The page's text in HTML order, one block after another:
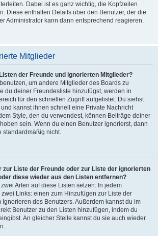
Dabei ist es ganz wichtig, die Kopfzeilen
Diese enthalten Details über den Benutzer, der die
Administrator kann dann entsprechend reagieren.
Mitglieder
der Freunde und ignorierten Mitglieder?
um andere Mitglieder des Boards zu
du deiner Freundesliste hinzufügst, werden in
für den schnellen Zugriff aufgelistet. Du siehst
kannst ihnen schnell eine Private Nachricht
Style, den du verwendest, können Beiträge deiner
sein. Wenn du einen Benutzer ignorierst, dann
standardmäßig nicht.
zur Liste der Freunde oder zur Liste der ignorierten
diese wieder aus den Listen entfernen?
Arten auf diese Listen setzen: In jedem
Links: einen zum Hinzufügen zur Liste der
Ignorieren des Benutzers. Außerdem kannst du im
Benutzer zu den Listen hinzufügen, indem du
An gleicher Stelle kannst du sie auch wieder